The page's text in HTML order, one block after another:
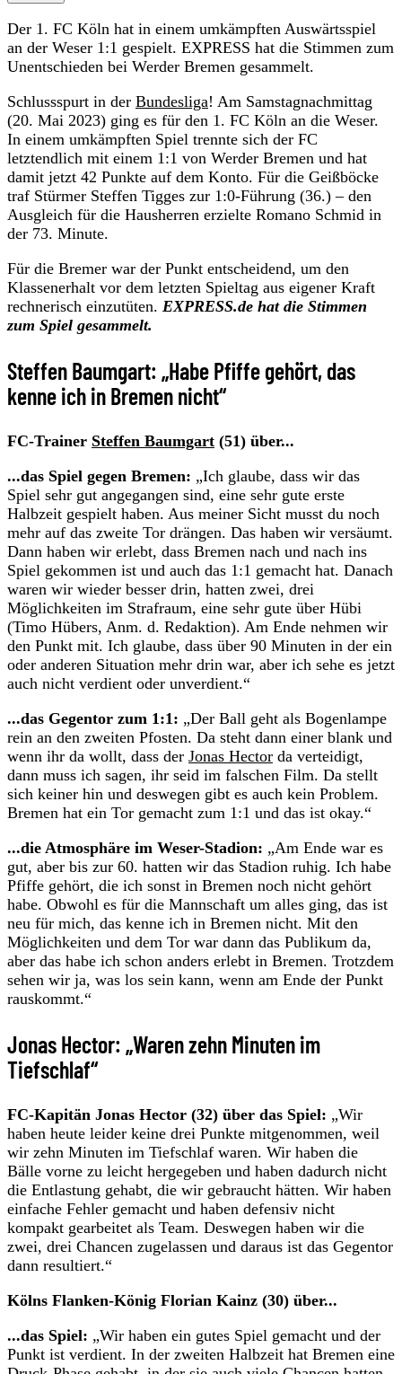
Der 1. FC Köln hat in einem umkämpften Auswärtsspiel
an der Weser 1:1 gespielt. EXPRESS hat die Stimmen zum
Unentschieden bei Werder Bremen gesammelt.
Schlussspurt in der Bundesliga! Am Samstagnachmittag
(20. Mai 2023) ging es für den 1. FC Köln an die Weser.
In einem umkämpften Spiel trennte sich der FC
letztendlich mit einem 1:1 von Werder Bremen und hat
damit jetzt 42 Punkte auf dem Konto. Für die Geißböcke
traf Stürmer Steffen Tigges zur 1:0-Führung (36.) – den
Ausgleich für die Hausherren erzielte Romano Schmid in
der 73. Minute.
Für die Bremer war der Punkt entscheidend, um den
Klassenerhalt vor dem letzten Spieltag aus eigener Kraft
rechnerisch einzutüten. EXPRESS.de hat die Stimmen
zum Spiel gesammelt.
Steffen Baumgart: „Habe Pfiffe gehört, das
kenne ich in Bremen nicht“
FC-Trainer Steffen Baumgart (51) über...
...das Spiel gegen Bremen: „Ich glaube, dass wir das
Spiel sehr gut angegangen sind, eine sehr gute erste
Halbzeit gespielt haben. Aus meiner Sicht musst du noch
mehr auf das zweite Tor drängen. Das haben wir versäumt.
Dann haben wir erlebt, dass Bremen nach und nach ins
Spiel gekommen ist und auch das 1:1 gemacht hat. Danach
waren wir wieder besser drin, hatten zwei, drei
Möglichkeiten im Strafraum, eine sehr gute über Hübi
(Timo Hübers, Anm. d. Redaktion). Am Ende nehmen wir
den Punkt mit. Ich glaube, dass über 90 Minuten in der ein
oder anderen Situation mehr drin war, aber ich sehe es jetzt
auch nicht verdient oder unverdient.“
...das Gegentor zum 1:1: „Der Ball geht als Bogenlampe
rein an den zweiten Pfosten. Da steht dann einer blank und
wenn ihr da wollt, dass der Jonas Hector da verteidigt,
dann muss ich sagen, ihr seid im falschen Film. Da stellt
sich keiner hin und deswegen gibt es auch kein Problem.
Bremen hat ein Tor gemacht zum 1:1 und das ist okay.“
...die Atmosphäre im Weser-Stadion: „Am Ende war es
gut, aber bis zur 60. hatten wir das Stadion ruhig. Ich habe
Pfiffe gehört, die ich sonst in Bremen noch nicht gehört
habe. Obwohl es für die Mannschaft um alles ging, das ist
neu für mich, das kenne ich in Bremen nicht. Mit den
Möglichkeiten und dem Tor war dann das Publikum da,
aber das habe ich schon anders erlebt in Bremen. Trotzdem
sehen wir ja, was los sein kann, wenn am Ende der Punkt
rauskommt.“
Jonas Hector: „Waren zehn Minuten im
Tiefschlaf“
FC-Kapitän Jonas Hector (32) über das Spiel: „Wir
haben heute leider keine drei Punkte mitgenommen, weil
wir zehn Minuten im Tiefschlaf waren. Wir haben die
Bälle vorne zu leicht hergegeben und haben dadurch nicht
die Entlastung gehabt, die wir gebraucht hätten. Wir haben
einfache Fehler gemacht und haben defensiv nicht
kompakt gearbeitet als Team. Deswegen haben wir die
zwei, drei Chancen zugelassen und daraus ist das Gegentor
dann resultiert.“
Kölns Flanken-König Florian Kainz (30) über...
...das Spiel: „Wir haben ein gutes Spiel gemacht und der
Punkt ist verdient. In der zweiten Halbzeit hat Bremen eine